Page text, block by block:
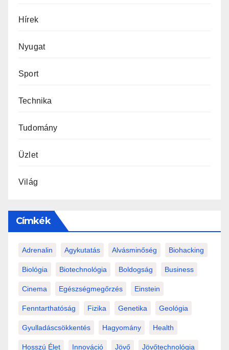
Hírek
Nyugat
Sport
Technika
Tudomány
Üzlet
Világ
Címkék
Adrenalin Agykutatás Alvásminőség Biohacking
Biológia Biotechnológia Boldogság Business
Cinema Egészségmegőrzés Einstein
Fenntarthatóság Fizika Genetika Geológia
Gyulladáscsökkentés Hagyomány Health
Hosszú Élet Innováció Jövő Jövőtechnológia